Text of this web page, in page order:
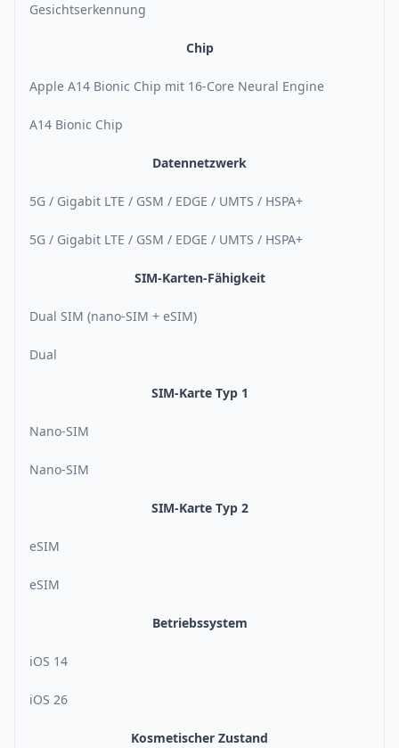
Gesichtserkennung
Chip
Apple A14 Bionic Chip mit 16-Core Neural Engine
A14 Bionic Chip
Datennetzwerk
5G / Gigabit LTE / GSM / EDGE / UMTS / HSPA+
5G / Gigabit LTE / GSM / EDGE / UMTS / HSPA+
SIM-Karten-Fähigkeit
Dual SIM (nano-SIM + eSIM)
Dual
SIM-Karte Typ 1
Nano-SIM
Nano-SIM
SIM-Karte Typ 2
eSIM
eSIM
Betriebssystem
iOS 14
iOS 26
Kosmetischer Zustand